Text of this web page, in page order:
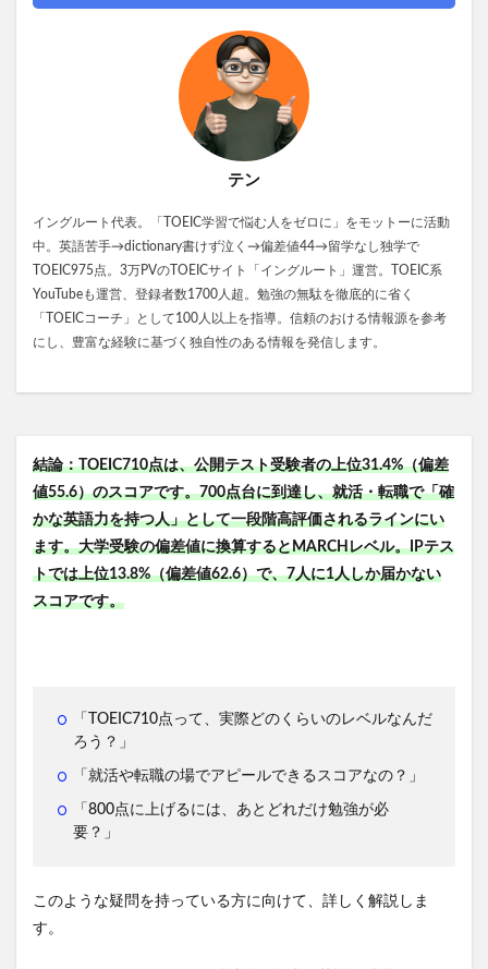
テン
イングルート代表。「TOEIC学習で悩む人をゼロに」をモットーに活動
中。英語苦手→dictionary書けず泣く→偏差値44→留学なし独学で
TOEIC975点。3万PVのTOEICサイト「イングルート」運営。TOEIC系
YouTubeも運営、登録者数1700人超。勉強の無駄を徹底的に省く
「TOEICコーチ」として100人以上を指導。信頼のおける情報源を参考
にし、豊富な経験に基づく独自性のある情報を発信します。
結論：TOEIC710点は、公開テスト受験者の上位31.4%（偏差
値55.6）のスコアです。700点台に到達し、就活・転職で「確
かな英語力を持つ人」として一段階高評価されるラインにい
ます。大学受験の偏差値に換算するとMARCHレベル。IPテス
トでは上位13.8%（偏差値62.6）で、7人に1人しか届かない
スコアです。
「TOEIC710点って、実際どのくらいのレベルなんだ
ろう？」
「就活や転職の場でアピールできるスコアなの？」
「800点に上げるには、あとどれだけ勉強が必
要？」
このような疑問を持っている方に向けて、詳しく解説しま
す。